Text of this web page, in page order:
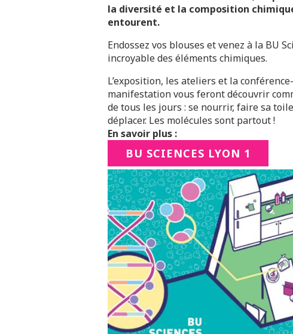
la diversité et la composition
entourent.
Endossez vos blouses et venez à la BU
incroyable des éléments chimiques.
L’exposition, les ateliers et la
manifestation vous feront découvrir
de tous les jours : se nourrir, faire sa
déplacer. Les molécules sont partout !
En savoir plus :
BU SCIENCES LYON 1